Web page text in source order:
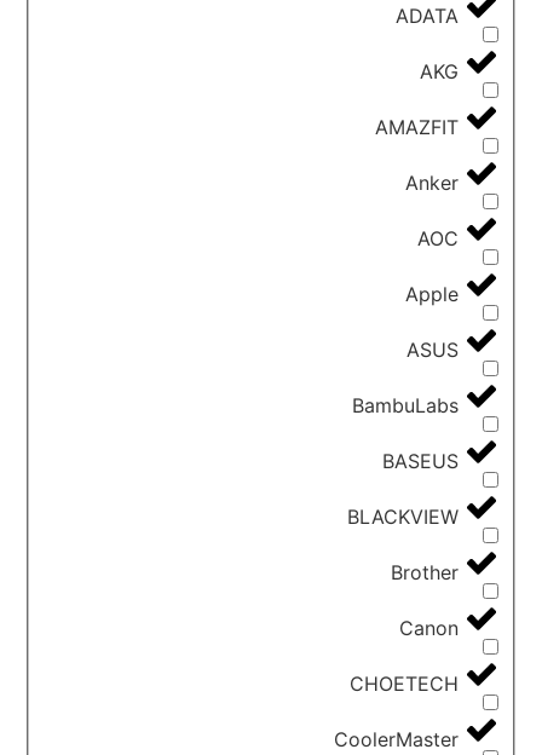
ADATA
AKG
AMAZFIT
Anker
AOC
Apple
ASUS
BambuLabs
BASEUS
BLACKVIEW
Brother
Canon
CHOETECH
CoolerMaster